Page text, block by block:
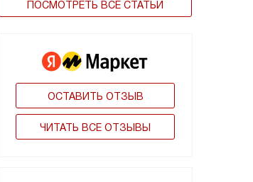
ПОСМОТРЕТЬ ВСЕ СТАТЬИ
ОСТАВИТЬ ОТЗЫВ
ЧИТАТЬ ВСЕ ОТЗЫВЫ